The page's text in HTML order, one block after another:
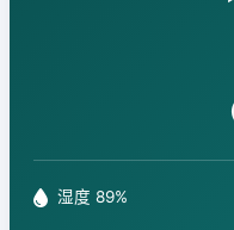
湿度 89%